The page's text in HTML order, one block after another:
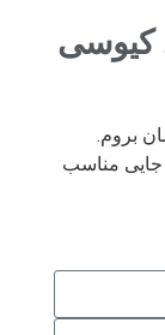
کیوسی
بروم.
جایی مناسب